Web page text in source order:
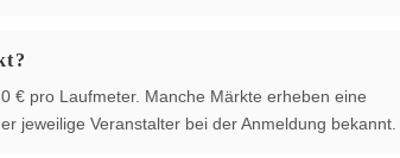
€ pro Laufmeter. Manche Märkte erheben eine
jeweilige Veranstalter bei der Anmeldung bekannt.